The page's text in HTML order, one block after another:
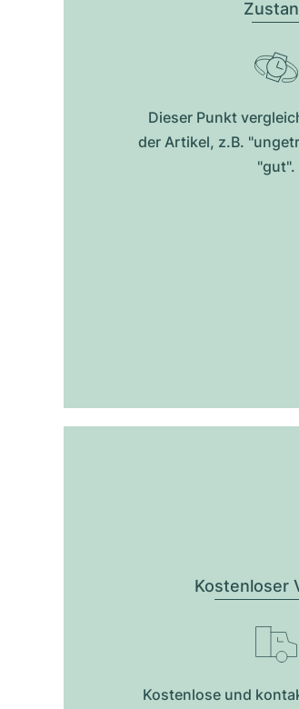
Dieser Punkt
der Artikel, z.B.
"gut".
Kostenloser
Kostenlose und